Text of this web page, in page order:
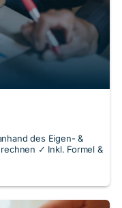
des Eigen- &
✓ Inkl. Formel &